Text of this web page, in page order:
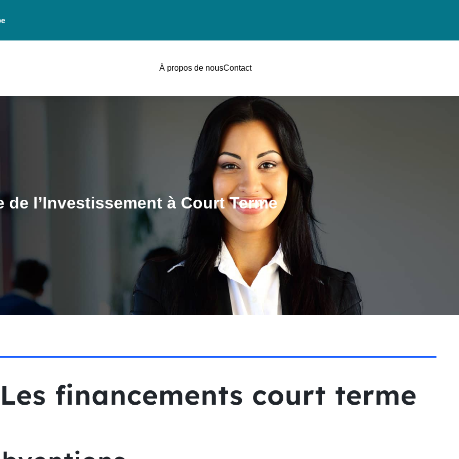
À propos de nousContact
l’Investissement à Court Terme